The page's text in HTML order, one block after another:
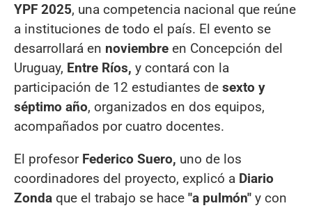
YPF 2025, una competencia nacional que reúne
a instituciones de todo el país. El evento se
desarrollará en noviembre en Concepción del
Uruguay, Entre Ríos, y contará con la
participación de 12 estudiantes de sexto y
séptimo año, organizados en dos equipos,
acompañados por cuatro docentes.
El profesor Federico Suero, uno de los
coordinadores del proyecto, explicó a Diario
Zonda que el trabajo se hace "a pulmón" y con